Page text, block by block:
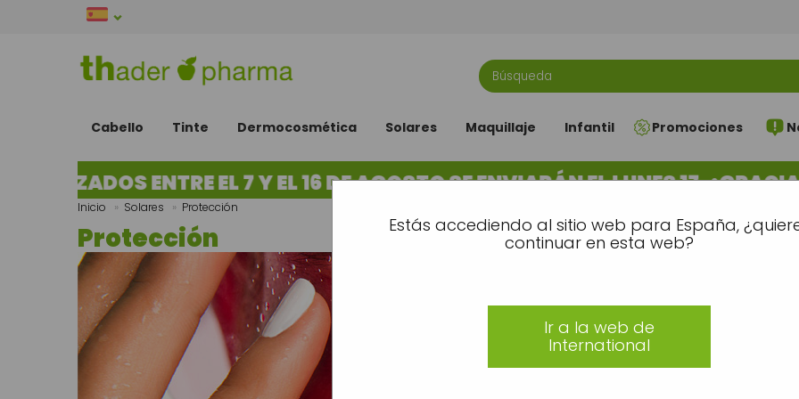
Estás accediendo al sitio web para España,
continuar en esta web?
Ir a la web de
International
Cabello Tinte Dermocosmética Solares Maquillaje Infantil Promociones
ENTRE EL 7 Y EL 16 DE AGOSTO SE ENVIARÁN EL LUNES 17. ¡GRACIAS
Inicio » Solares » Protección
Protección